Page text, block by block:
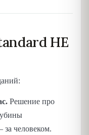
НЕ
Решение про
человеком.